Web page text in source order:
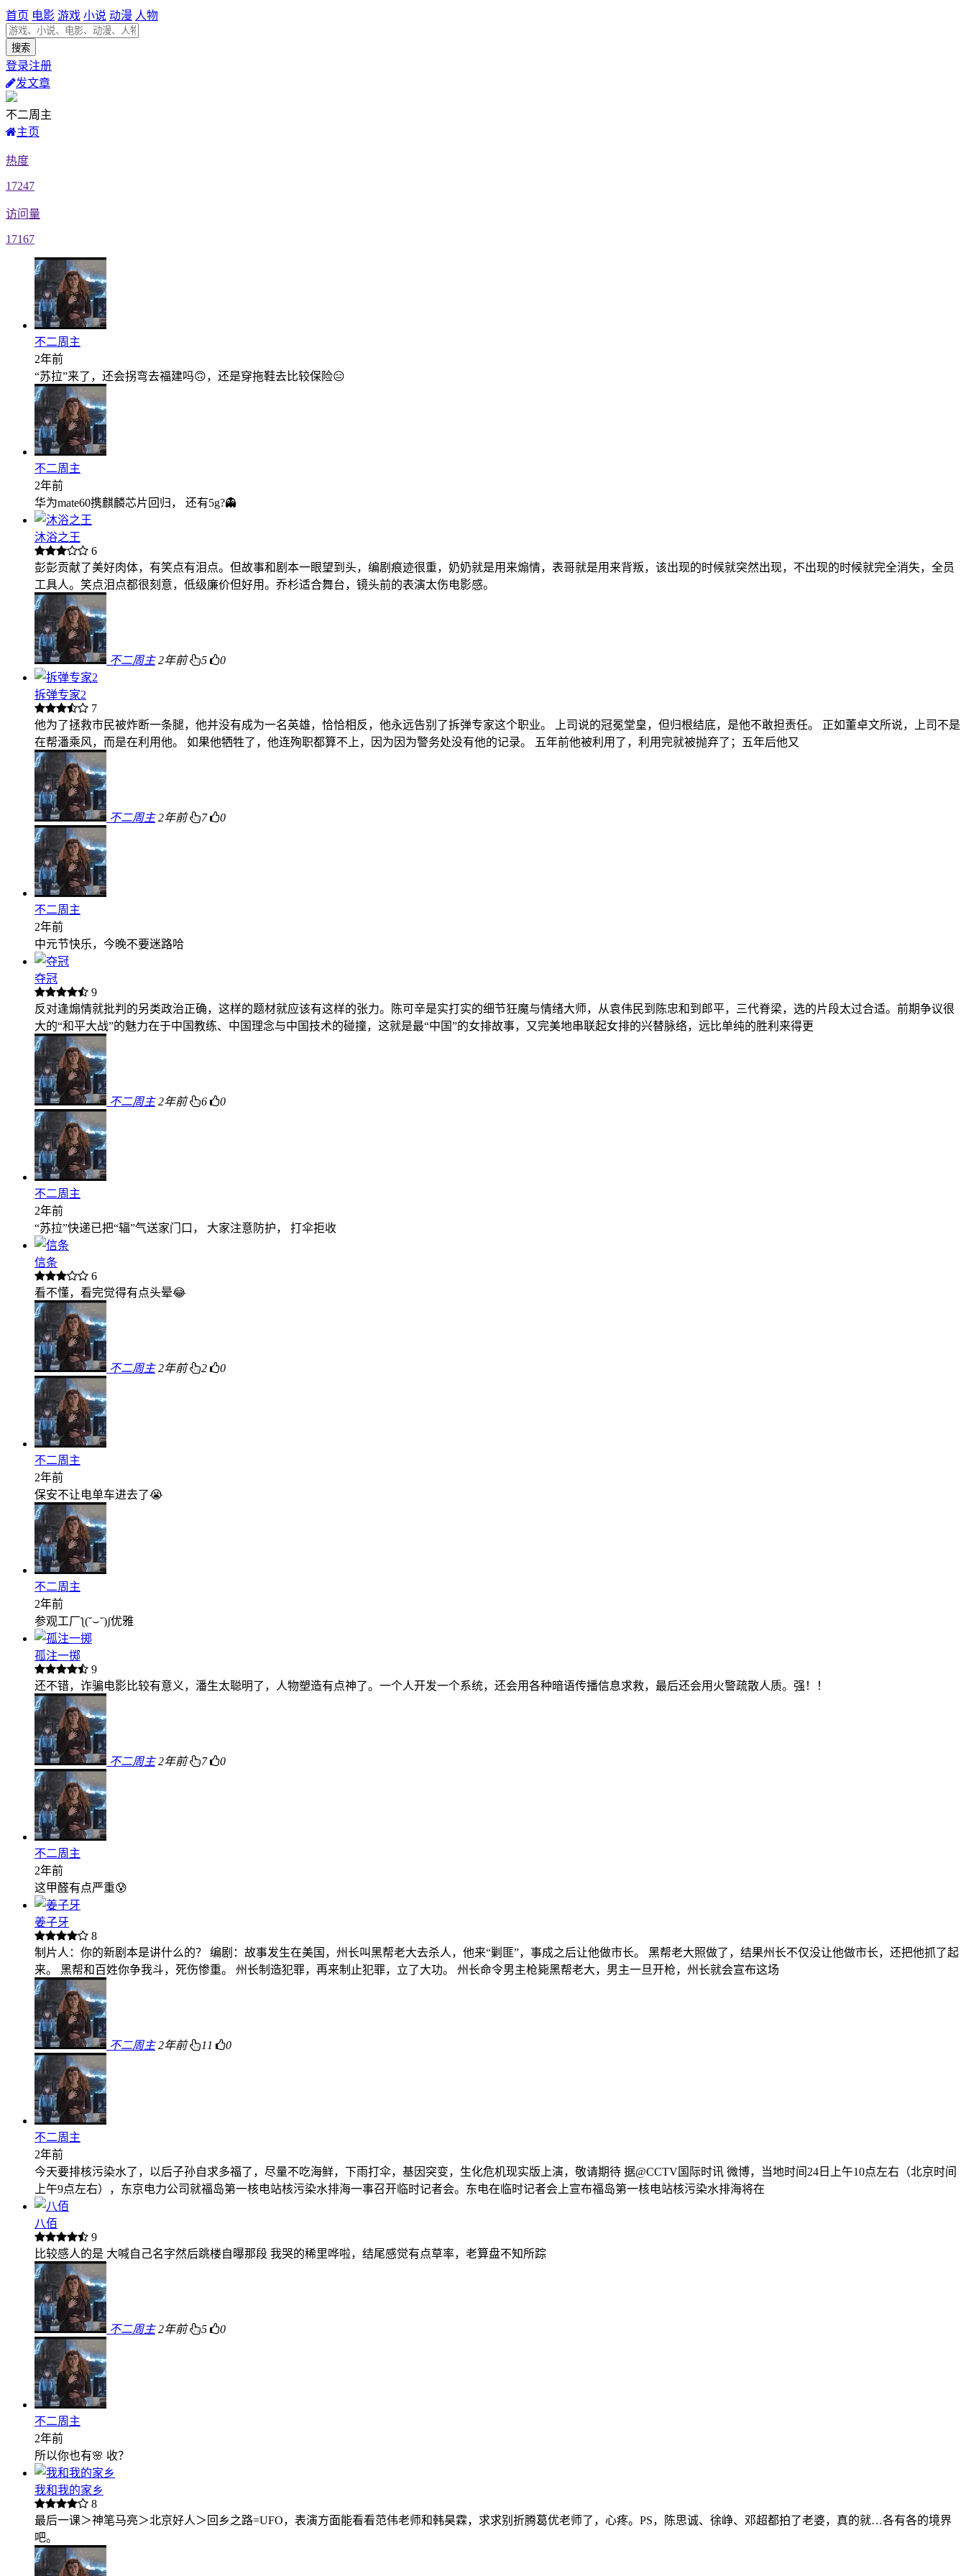
首页 电影 游戏 小说 动漫 人物
登录注册
发文章
不二周主
主页
热度
17247
访问量
17167
不二周主
2年前
“苏拉”来了，还会拐弯去福建吗🙃，还是穿拖鞋去比较保险😑
不二周主
2年前
华为mate60携麒麟芯片回归， 还有5g?👻
沐浴之王
6
彭彭贡献了美好肉体，有笑点有泪点。但故事和剧本一眼望到头，编剧痕迹很重，奶奶就是用来煽情，表哥就是用来背叛，该出现的时候就突然出现，不出现的时候就完全消失，全员
工具人。笑点泪点都很刻意，低级廉价但好用。乔杉适合舞台，镜头前的表演太伤电影感。
不二周主 2年前 5 0
拆弹专家2
7
他为了拯救市民被炸断一条腿，他并没有成为一名英雄，恰恰相反，他永远告别了拆弹专家这个职业。 上司说的冠冕堂皇，但归根结底，是他不敢担责任。 正如董卓文所说，上司不是
在帮潘乘风，而是在利用他。 如果他牺牲了，他连殉职都算不上，因为因为警务处没有他的记录。 五年前他被利用了，利用完就被抛弃了；五年后他又
不二周主 2年前 7 0
不二周主
2年前
中元节快乐，今晚不要迷路哈
夺冠
9
反对逢煽情就批判的另类政治正确，这样的题材就应该有这样的张力。陈可辛是实打实的细节狂魔与情绪大师，从袁伟民到陈忠和到郎平，三代脊梁，选的片段太过合适。前期争议很
大的“和平大战”的魅力在于中国教练、中国理念与中国技术的碰撞，这就是最“中国”的女排故事，又完美地串联起女排的兴替脉络，远比单纯的胜利来得更
不二周主 2年前 6 0
不二周主
2年前
“苏拉”快递已把“辐”气送家门口， 大家注意防护， 打伞拒收
信条
6
看不懂，看完觉得有点头晕😂
不二周主 2年前 2 0
不二周主
2年前
保安不让电单车进去了😭
不二周主
2年前
参观工厂ƪ(˘⌣˘)ʃ优雅
孤注一掷
9
还不错，诈骗电影比较有意义，潘生太聪明了，人物塑造有点神了。一个人开发一个系统，还会用各种暗语传播信息求救，最后还会用火警疏散人质。强！！
不二周主 2年前 7 0
不二周主
2年前
这甲醛有点严重😰
姜子牙
8
制片人：你的新剧本是讲什么的？ 编剧：故事发生在美国，州长叫黑帮老大去杀人，他来“剿匪”，事成之后让他做市长。 黑帮老大照做了，结果州长不仅没让他做市长，还把他抓了起
来。 黑帮和百姓你争我斗，死伤惨重。 州长制造犯罪，再来制止犯罪，立了大功。 州长命令男主枪毙黑帮老大，男主一旦开枪，州长就会宣布这场
不二周主 2年前 11 0
不二周主
2年前
今天要排核污染水了，以后子孙自求多福了，尽量不吃海鲜，下雨打伞，基因突变，生化危机现实版上演，敬请期待 据@CCTV国际时讯 微博，当地时间24日上午10点左右（北京时间
上午9点左右），东京电力公司就福岛第一核电站核污染水排海一事召开临时记者会。东电在临时记者会上宣布福岛第一核电站核污染水排海将在
八佰
9
比较感人的是 大喊自己名字然后跳楼自曝那段 我哭的稀里哗啦，结尾感觉有点草率，老算盘不知所踪
不二周主 2年前 5 0
不二周主
2年前
所以你也有🌸 收？
我和我的家乡
8
最后一课＞神笔马亮＞北京好人＞回乡之路=UFO，表演方面能看看范伟老师和韩昊霖，求求别折腾葛优老师了，心疼。PS，陈思诚、徐峥、邓超都拍了老婆，真的就…各有各的境界
吧。